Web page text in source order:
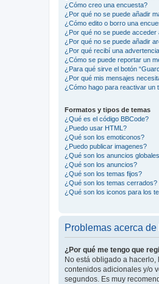
¿Cómo creo una encuesta?
¿Por qué no se puede añadir
¿Cómo edito o borro una
¿Por qué no se puede acceder
¿Por qué no se puede añadir
¿Por qué recibí una
¿Cómo se puede reportar un
¿Para qué sirve el botón
¿Por qué mis mensajes
¿Cómo hago para reactivar un
Formatos y tipos de temas
¿Qué es el código BBCode?
¿Puedo usar HTML?
¿Qué son los emoticonos?
¿Puedo publicar imagenes?
¿Qué son los anuncios
¿Qué son los anuncios?
¿Qué son los temas fijos?
¿Qué son los temas cerrados?
¿Qué son los iconos para los
Problemas acerca
¿Por qué me tengo que
No está obligado a hacerlo,
contenidos adicionales y/o
segundos. Es muy